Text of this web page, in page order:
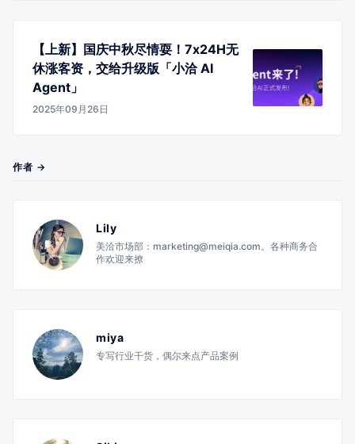
【上新】国庆中秋尽情耍！7x24H无
休涨客资，交给升级版「小洽 AI
Agent」
2025年09月26日
作者 →
Lily
美洽市场部：marketing@meiqia.com。各种商务合
作欢迎来撩
miya
专写行业干货，偶尔来点产品案例